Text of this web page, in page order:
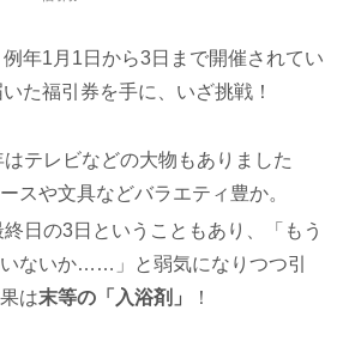
年1月1日から3日まで開催されてい
た福引券を手に、いざ挑戦！
はテレビなどの大物もありました
スや文具などバラエティ豊か。
終日の3日ということもあり、「もう
ないか……」と弱気になりつつ引
は末等の「入浴剤」 ！